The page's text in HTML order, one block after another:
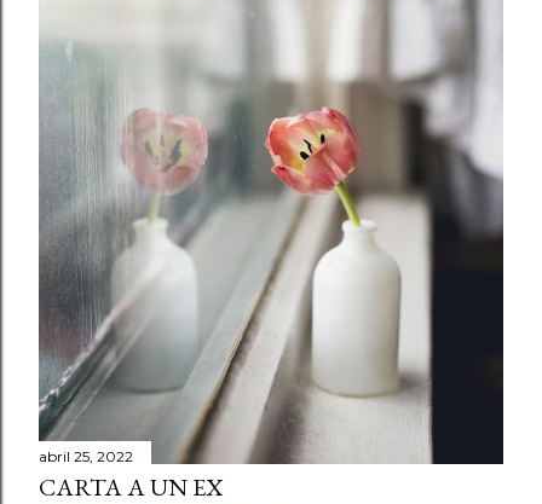
abril 25, 2022
CARTA A UN EX